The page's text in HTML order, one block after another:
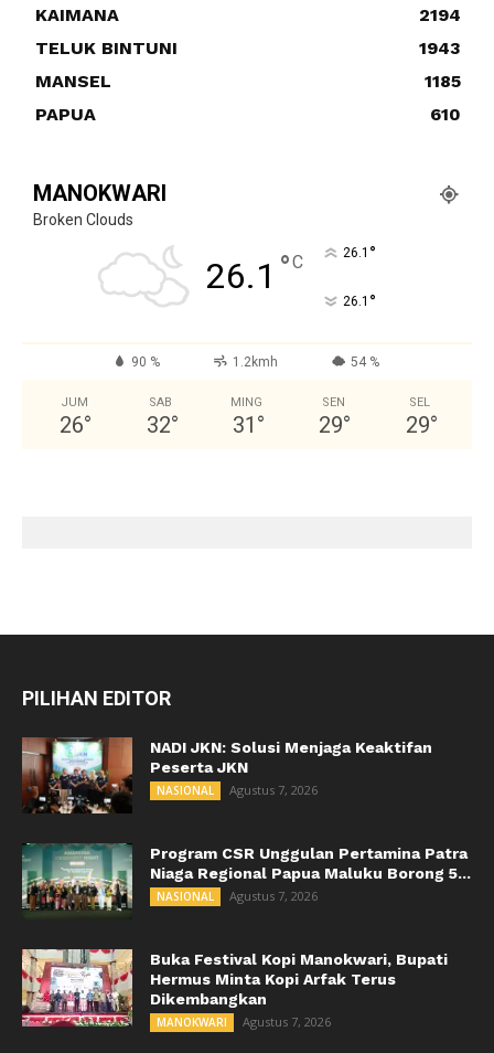
KAIMANA
2194
TELUK BINTUNI
1943
MANSEL
1185
PAPUA
610
MANOKWARI
Broken Clouds
26.1 °C 26.1 °
26.1 °
90 % 1.2kmh 54 %
JUM
26°
SAB
32°
MING
31 °
SEN
29°
SEL
29°
PILIHAN EDITOR
NADI JKN: Solusi Menjaga Keaktifan
Peserta JKN
NASIONAL Agustus 7, 2026
Program CSR Unggulan Pertamina Patra
Niaga Regional Papua Maluku Borong 5...
NASIONAL Agustus 7, 2026
Buka Festival Kopi Manokwari, Bupati
Hermus Minta Kopi Arfak Terus
Dikembangkan
MANOKWARI Agustus 7, 2026